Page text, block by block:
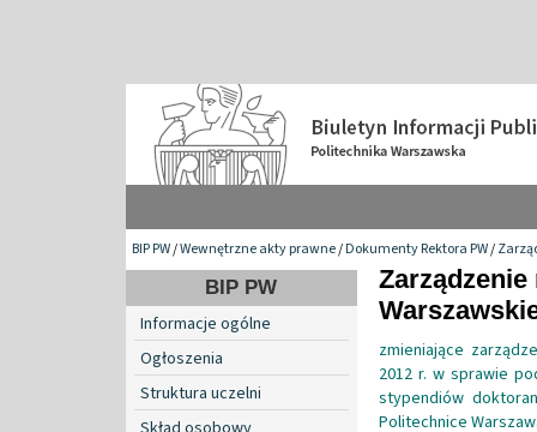
BIP PW/Wewnętrzne akty prawne/Dokumenty Rektora PW/
BIP PW
Informacje ogólne
Ogłoszenia
Struktura uczelni
zmieniające
2012 r. w sprawie
stypendiów
Politechnice